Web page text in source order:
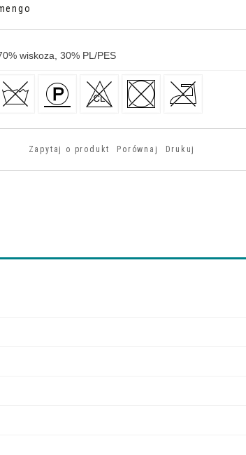
% wiskoza, 30% PL/PES
Zapytaj o produkt Porównaj Drukuj